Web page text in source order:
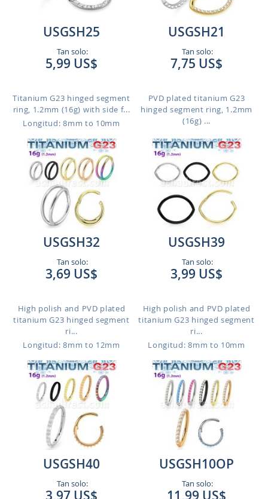
USGSH25
Tan solo:
5,99 US$
Titanium G23 hinged segment
ring, 1.2mm (16g) with side f...
Longitud: 8mm to 10mm
USGSH21
Tan solo:
7,75 US$
PVD plated titanium G23
hinged segment ring, 1.2mm
(16g) ...
USGSH32
Tan solo:
3,69 US$
High polish and PVD plated
titanium G23 hinged segment
ri...
Longitud: 8mm to 12mm
USGSH39
Tan solo:
3,99 US$
High polish and PVD plated
titanium G23 hinged segment
ri...
Longitud: 8mm to 10mm
USGSH40
Tan solo:
3,97 US$
USGSH10OP
Tan solo:
11,99 US$